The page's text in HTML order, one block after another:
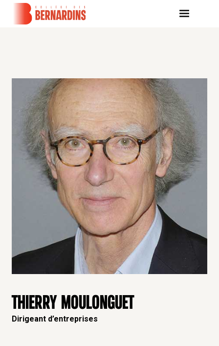
THIERRY MOULONGUET
Dirigeant d’entreprises